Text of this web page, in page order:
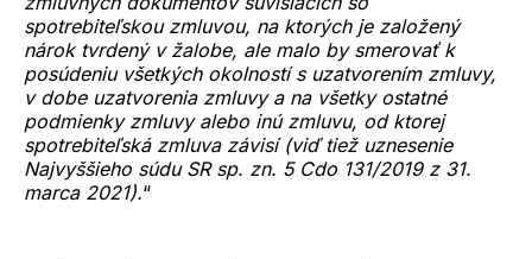
spotrebiteľskou zmluvou, na ktorých je založený
nárok tvrdený v žalobe, ale malo by smerovať k
posúdeniu všetkých okolností s uzatvorením zmluvy,
v dobe uzatvorenia zmluvy a na všetky ostatné
podmienky zmluvy alebo inú zmluvu, od ktorej
spotrebiteľská zmluva závisí (viď tiež uznesenie
Najvyššieho súdu SR sp. zn. 5 Cdo 131/2019 z 31.
marca 2021).“